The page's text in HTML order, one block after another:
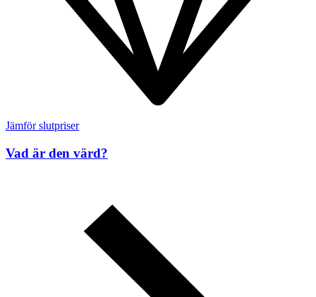
Jämför slutpriser
Vad är den värd?